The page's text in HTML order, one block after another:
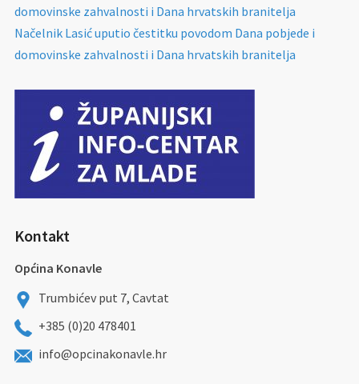
domovinske zahvalnosti i Dana hrvatskih branitelja
Načelnik Lasić uputio čestitku povodom Dana pobjede i
domovinske zahvalnosti i Dana hrvatskih branitelja
Kontakt
Općina Konavle
Trumbićev put 7, Cavtat
+385 (0)20 478401
info@opcinakonavle.hr